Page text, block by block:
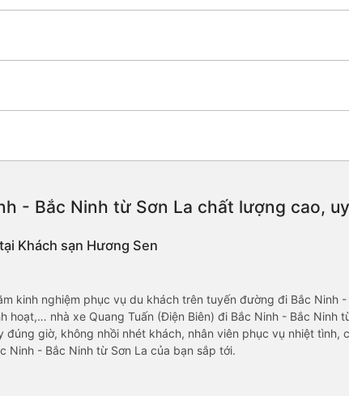
- Bắc Ninh từ Sơn La chất lượng cao,
Khách sạn Hương Sen
kinh nghiệm phục vụ du khách trên tuyến đường đi Bắc Ninh
hoạt,… nhà xe Quang Tuấn (Điện Biên) đi Bắc Ninh - Bắc Ninh
giờ, không nhồi nhét khách, nhân viên phục vụ nhiệt tình,
Ninh - Bắc Ninh từ Sơn La của bạn sắp tới.